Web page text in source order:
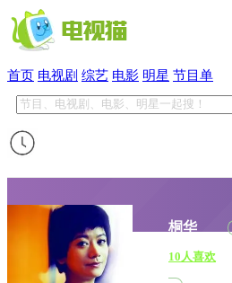
首页 电视剧 综艺 电影 明星 节目单
桐华
10人喜欢